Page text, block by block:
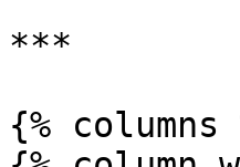
***
{% columns